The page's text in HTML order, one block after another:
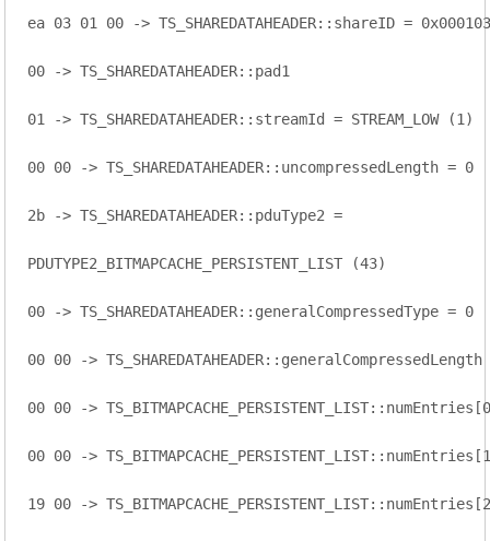
ea 03 01 00 -> TS_SHAREDATAHEADER::shareID =
00 -> TS_SHAREDATAHEADER::pad1
01 -> TS_SHAREDATAHEADER::streamId = STREAM_LOW (1)
00 00 -> TS_SHAREDATAHEADER::uncompressedLength = 0
2b -> TS_SHAREDATAHEADER::pduType2 =
PDUTYPE2_BITMAPCACHE_PERSISTENT_LIST (43)
00 -> TS_SHAREDATAHEADER::generalCompressedType = 0
00 00 -> TS_SHAREDATAHEADER::generalCompressedLength
00 00 ->
00 00 ->
19 00 ->